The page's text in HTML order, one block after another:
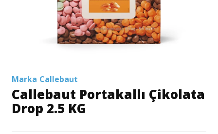
Marka Callebaut
Callebaut Portakallı Çikolata
Drop 2.5 KG